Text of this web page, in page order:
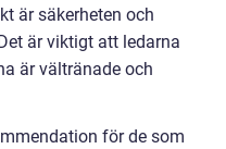
är säkerheten och
är viktigt att ledarna
är vältränade och
för de som